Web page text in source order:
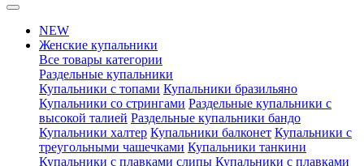
NEW
Женские купальники
Все товары категории
Раздельные купальники
Купальники с топами Купальники бразильяно
Купальники со стрингами Раздельные купальники с
высокой талией Раздельные купальники бандо
Купальники халтер Купальники балконет Купальники с
треугольными чашечками Купальники танкини
Купальники с плавками слипы Купальники с плавками